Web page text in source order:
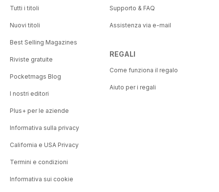
Tutti i titoli
Nuovi titoli
Best Selling Magazines
Riviste gratuite
Pocketmags Blog
I nostri editori
Plus+ per le aziende
Informativa sulla privacy
California e USA Privacy
Termini e condizioni
Informativa sui cookie
Supporto & FAQ
Assistenza via e-mail
REGALI
Come funziona il regalo
Aiuto per i regali